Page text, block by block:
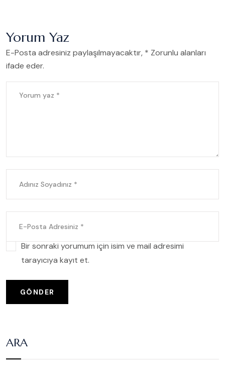
Yorum Yaz
E-Posta adresiniz paylaşılmayacaktır, * Zorunlu alanları
ifade eder.
Bir sonraki yorumum için isim ve mail adresimi
tarayıcıya kayıt et.
GÖNDER
ARA